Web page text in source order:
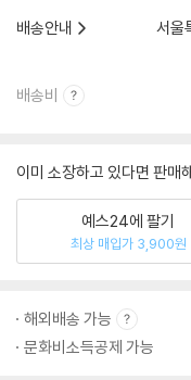
배송안내
서울
배송비
이미 소장하고 있다면 판매
예스24에 팔기
최상 매입가 3,900원
해외배송 가능
문화비소득공제 가능